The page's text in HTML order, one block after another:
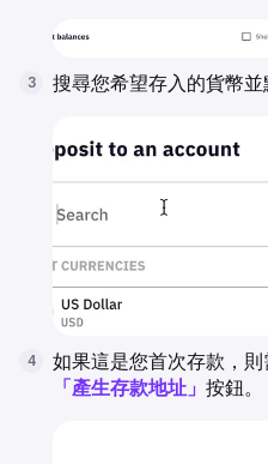
3 搜尋您希望存入的貨幣並
4
如果這是您首次存款，
「產生存款地址」 按鈕。